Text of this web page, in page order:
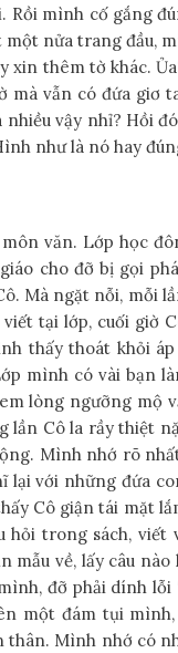
Rồi mình cố gắng
một nửa trang đầu,
xin thêm tờ khác.
mà vẫn có đứa giơ
vậy nhỉ? Hồi
như là nó hay
văn. Lớp học
cho đỡ bị gọi
Mà ngặt nỗi, mỗi
tại lớp, cuối giờ
thấy thoát khỏi
mình có vài bạn
lòng ngưỡng mộ
lần Cô la rầy thiệt
Mình nhớ rõ
lại với những đứa
Cô giận tái mặt
hỏi trong sách, viết
mẫu về, lấy câu
đỡ phải dính lỗi
một đám tụi
thân. Mình nhớ có